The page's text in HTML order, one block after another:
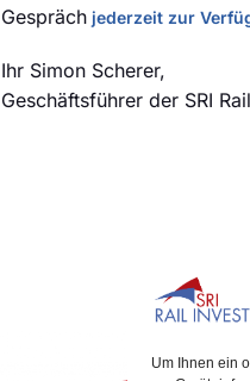
Um Ihnen ein
Gespräch jederzeit zur
Ihr Simon Scherer,
Geschäftsführer der SRI